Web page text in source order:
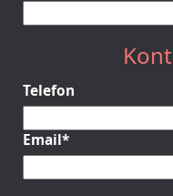
Telefon
Email*